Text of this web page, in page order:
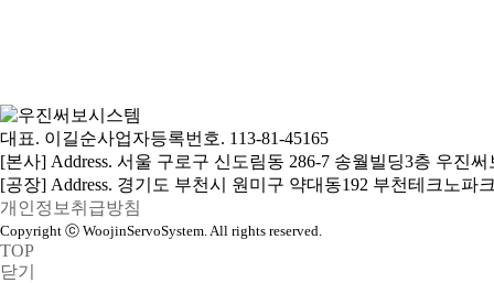
대표. 이길순사업자등록번호. 113-81-45165
[본사] Address. 서울 구로구 신도림동 286-7 송월빌딩3층 우진
[공장] Address. 경기도 부천시 원미구 약대동192 부천테크노파
개인정보취급방침
Copyright ⓒ WoojinServoSystem. All rights reserved.
TOP
닫기